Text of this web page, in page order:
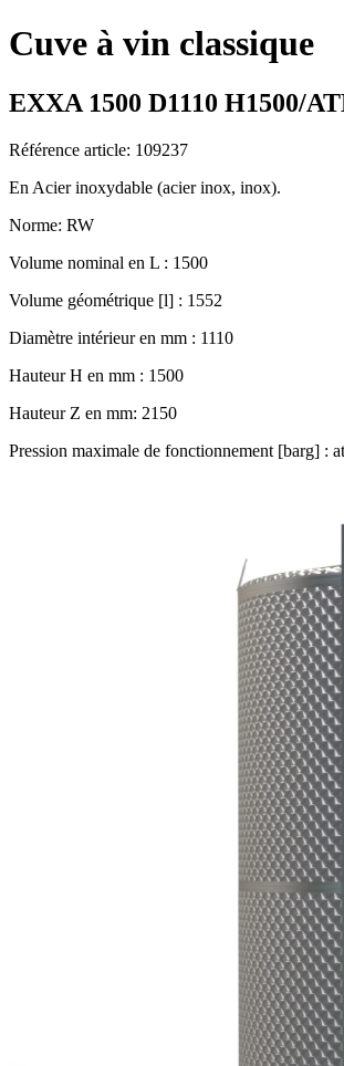
Cuve à vin classique
EXXA 1500 D1110 H1500/
Référence article: 109237
En Acier inoxydable (acier inox, inox).
Norme: RW
Volume nominal en L : 1500
Volume géométrique [l] : 1552
Diamètre intérieur en mm : 1110
Hauteur H en mm : 1500
Hauteur Z en mm: 2150
Pression maximale de fonctionnement [barg] :